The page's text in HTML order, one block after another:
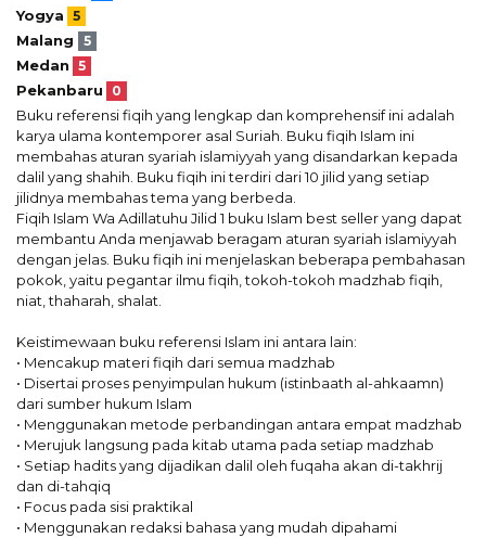
Yogya 5
Malang 5
Medan 5
Pekanbaru 0
Buku referensi fiqih yang lengkap dan komprehensif ini adalah
karya ulama kontemporer asal Suriah. Buku fiqih Islam ini
membahas aturan syariah islamiyyah yang disandarkan kepada
dalil yang shahih. Buku fiqih ini terdiri dari 10 jilid yang setiap
jilidnya membahas tema yang berbeda.
Fiqih Islam Wa Adillatuhu Jilid 1 buku Islam best seller yang dapat
membantu Anda menjawab beragam aturan syariah islamiyyah
dengan jelas. Buku fiqih ini menjelaskan beberapa pembahasan
pokok, yaitu pegantar ilmu fiqih, tokoh-tokoh madzhab fiqih,
niat, thaharah, shalat.
Keistimewaan buku referensi Islam ini antara lain:
• Mencakup materi fiqih dari semua madzhab
• Disertai proses penyimpulan hukum (istinbaath al-ahkaamn)
dari sumber hukum Islam
• Menggunakan metode perbandingan antara empat madzhab
• Merujuk langsung pada kitab utama pada setiap madzhab
• Setiap hadits yang dijadikan dalil oleh fuqaha akan di-takhrij
dan di-tahqiq
• Focus pada sisi praktikal
• Menggunakan redaksi bahasa yang mudah dipahami